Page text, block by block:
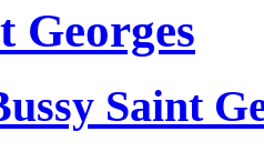
Georges
Saint